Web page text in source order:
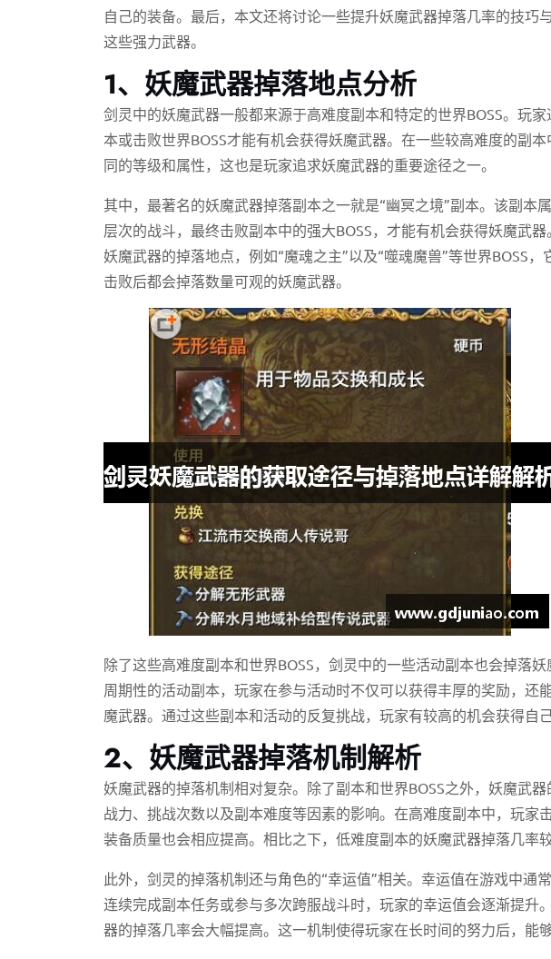
自己的装备。最后，本文还将讨论一些提升妖魔武器掉落几率的技巧
这些强力武器。
1、妖魔武器掉落地点分析
剑灵中的妖魔武器一般都来源于高难度副本和特定的世界BOSS。玩
本或击败世界BOSS才能有机会获得妖魔武器。在一些较高难度的副
同的等级和属性，这也是玩家追求妖魔武器的重要途径之一。
其中，最著名的妖魔武器掉落副本之一就是“幽冥之境”副本。该副本
层次的战斗，最终击败副本中的强大BOSS，才能有机会获得妖魔武
妖魔武器的掉落地点，例如“魔魂之主”以及“噬魂魔兽”等世界BOSS
击败后都会掉落数量可观的妖魔武器。
除了这些高难度副本和世界BOSS，剑灵中的一些活动副本也会掉落
周期性的活动副本，玩家在参与活动时不仅可以获得丰厚的奖励，还
魔武器。通过这些副本和活动的反复挑战，玩家有较高的机会获得自
2、妖魔武器掉落机制解析
妖魔武器的掉落机制相对复杂。除了副本和世界BOSS之外，妖魔武
战力、挑战次数以及副本难度等因素的影响。在高难度副本中，玩家
装备质量也会相应提高。相比之下，低难度副本的妖魔武器掉落几率
此外，剑灵的掉落机制还与角色的“幸运值”相关。幸运值在游戏中通
连续完成副本任务或参与多次跨服战斗时，玩家的幸运值会逐渐提升
器的掉落几率会大幅提高。这一机制使得玩家在长时间的努力后，能